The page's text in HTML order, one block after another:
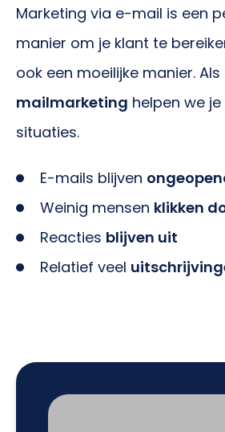
Marketing via e-mail is een
manier om je klant te
ook een moeilijke manier. Als
mailmarketing helpen we
situaties.
E-mails blijven
Weinig mensen klikken
Reacties blijven uit
Relatief veel